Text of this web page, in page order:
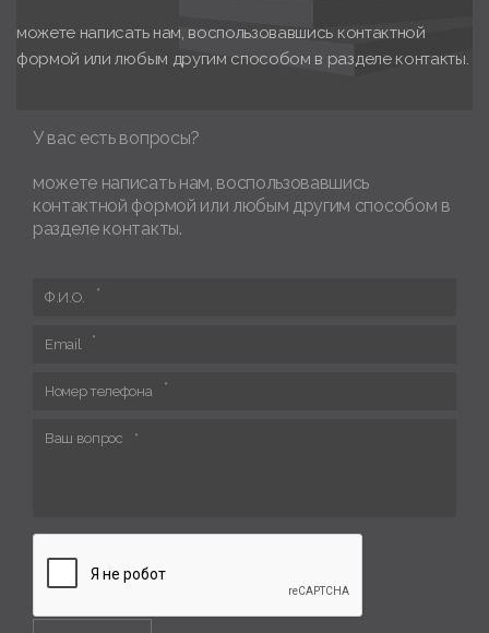
можете написать нам, воспользовавшись контактной
формой или любым другим способом в разделе контакты.
У вас есть вопросы?
можете написать нам, воспользовавшись
контактной формой или любым другим способом в
разделе контакты.
Ф.И.О.
Email
Номер телефона
Ваш вопрос